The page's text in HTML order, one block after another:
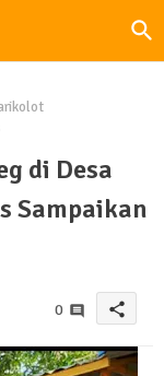
di Desa
Sampaikan
0 share